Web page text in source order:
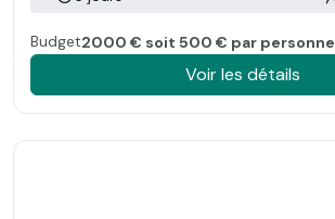
Budget2000 € soit 500 € par personne
Voir les détails